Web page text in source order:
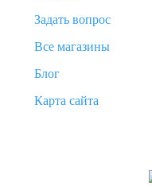
Задать вопрос
Все магазины
Блог
Карта сайта